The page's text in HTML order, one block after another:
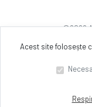
Sună acum
©2026
Acest site folosește